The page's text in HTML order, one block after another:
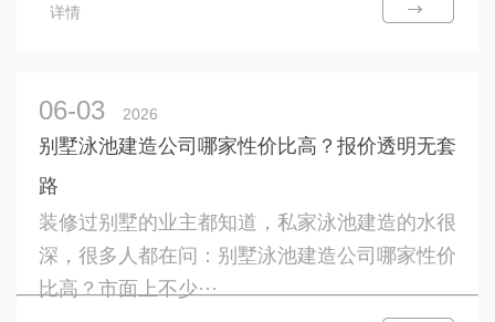
详情
06-03 2026
别墅泳池建造公司哪家性价比高？报价透明无套
路
装修过别墅的业主都知道，私家泳池建造的水很
深，很多人都在问：别墅泳池建造公司哪家性价
比高？市面上不少···